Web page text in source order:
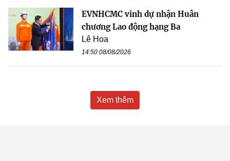
EVNHCMC vinh dự nhận Huân
chương Lao động hạng Ba
Lê Hoa
14:50 08/08/2026
Xem thêm